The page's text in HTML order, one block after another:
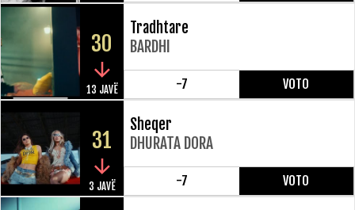
30
13 JAVË
Tradhtare
BARDHI
-7 VOTO
31
3 JAVË
Sheqer
DHURATA DORA
-7 VOTO